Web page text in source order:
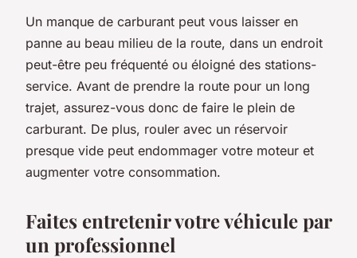
Un manque de carburant peut vous laisser en
panne au beau milieu de la route, dans un endroit
peut-être peu fréquenté ou éloigné des stations-
service. Avant de prendre la route pour un long
trajet, assurez-vous donc de faire le plein de
carburant. De plus, rouler avec un réservoir
presque vide peut endommager votre moteur et
augmenter votre consommation.
Faites entretenir votre véhicule par
un professionnel